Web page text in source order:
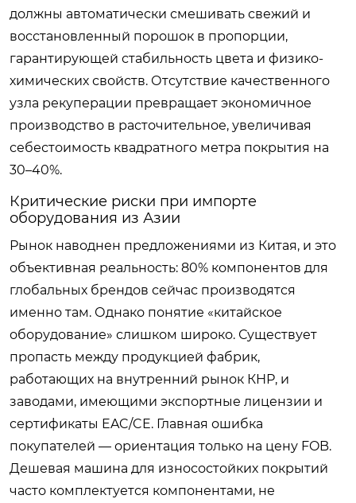
должны автоматически смешивать свежий и
восстановленный порошок в пропорции,
гарантирующей стабильность цвета и физико-
химических свойств. Отсутствие качественного
узла рекуперации превращает экономичное
производство в расточительное, увеличивая
себестоимость квадратного метра покрытия на
30–40%.
Критические риски при импорте
оборудования из Азии
Рынок наводнен предложениями из Китая, и это
объективная реальность: 80% компонентов для
глобальных брендов сейчас производятся
именно там. Однако понятие «китайское
оборудование» слишком широко. Существует
пропасть между продукцией фабрик,
работающих на внутренний рынок КНР, и
заводами, имеющими экспортные лицензии и
сертификаты EAC/CE. Главная ошибка
покупателей — ориентация только на цену FOB.
Дешевая машина для износостойких покрытий
часто комплектуется компонентами, не